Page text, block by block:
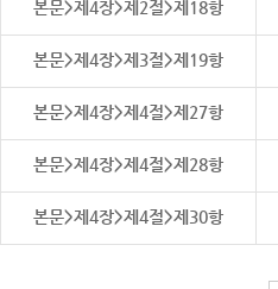
본문>제4장>제2절>제18항
본문>제4장>제3절>제19항
본문>제4장>제4절>제27항
본문>제4장>제4절>제28항
본문>제4장>제4절>제30항